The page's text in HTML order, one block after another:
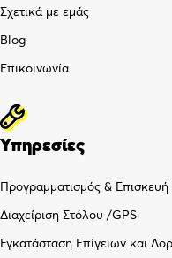
Σχετικά με εμάς
Blog
Επικοινωνία
Υπηρεσίες
Προγραμματισμός & Επισκευή
Διαχείριση Στόλου /GPS
Εγκατάσταση Επίγειων και